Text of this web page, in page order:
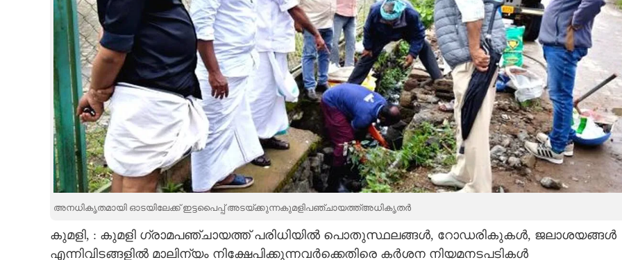
LIFESTYLE
SPIRITUAL
അനധികൃതമായി ഓടയിലേക്ക് ഇട്ടപൈപ്പ് അടയ്ക്കുന്നകുമളിപഞ്ചായത്ത്അധികൃതർ
കുമളി, : കുമളി ഗ്രാമപഞ്ചായത്ത് പരിധിയിൽ പൊതുസ്ഥലങ്ങൾ, റോഡരികുകൾ, ജലാശയങ്ങൾ
എന്നിവിടങ്ങളിൽ മാലിന്യം നിക്ഷേപിക്കുന്നവർക്കെതിരെ കർശന നിയമനടപടികൾ